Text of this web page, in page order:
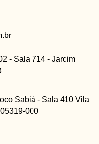
- Sala 714 - Jardim
Sabiá - Sala 410 Vila
000